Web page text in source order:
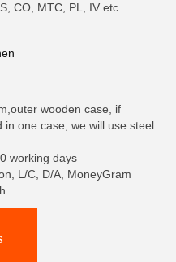
CO, MTC, PL, IV etc
wooden case, if
one case, we will use steel
working days
L/C, D/A, MoneyGram